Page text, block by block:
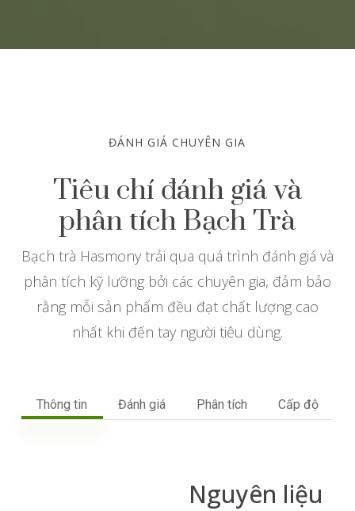
ĐÁNH GIÁ CHUYÊN GIA
Tiêu chí đánh giá và
phân tích Bạch Trà
Bạch trà Hasmony trải qua quá trình đánh giá và
phân tích kỹ lưỡng bởi các chuyên gia, đảm bảo
rằng mỗi sản phẩm đều đạt chất lượng cao
nhất khi đến tay người tiêu dùng.
Thông tin Đánh giá Phân tích Cấp độ
Nguyên liệu